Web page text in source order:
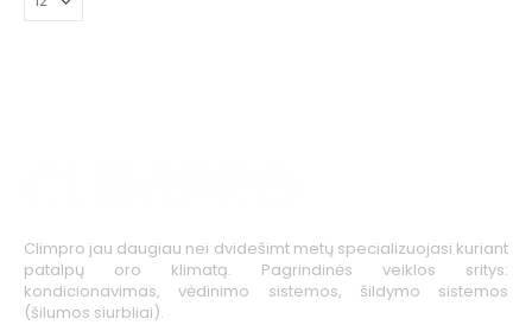
Climpro jau daugiau nei dvidešimt metų specializuojasi kuriant
patalpų oro klimatą. Pagrindinės veiklos sritys:
kondicionavimas, vėdinimo sistemos, šildymo sistemos
(šilumos siurbliai).